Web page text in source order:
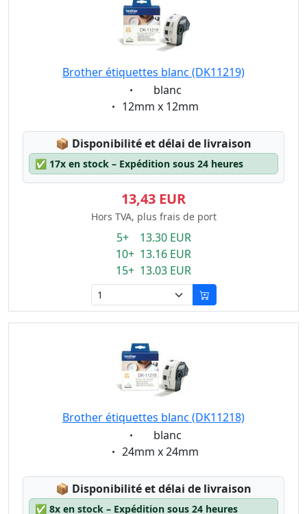
Brother étiquettes blanc (DK11219)
Eigenschaft:
blanc
Eigenschaft:
12mm x 12mm
📦 Lagerstatus:
Disponibilité et délai de livraison
✅ 17x en stock – Expédition sous 24 heures
13,43 EUR
Hors TVA, plus frais de port
5+ 13.30 EUR
10+ 13.16 EUR
15+ 13.03 EUR
Brother étiquettes blanc (DK11218)
Eigenschaft:
blanc
Eigenschaft:
24mm x 24mm
📦 Lagerstatus:
Disponibilité et délai de livraison
✅ 8x en stock – Expédition sous 24 heures